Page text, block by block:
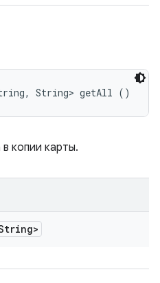
String> getAll ()
копии карты.